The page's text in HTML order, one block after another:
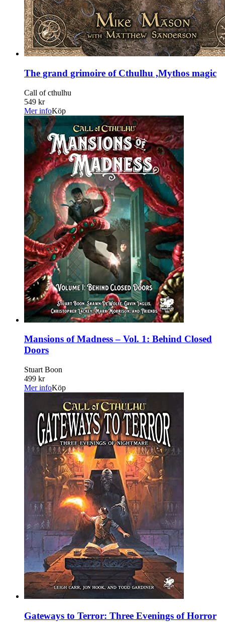
The grand grimoire of Cthulhu ,Mythos magic
Call of cthulhu
549 kr
Mer infoKöp
Mansions of Madness – Vol. 1: Behind Closed
Doors
Stuart Boon
499 kr
Mer infoKöp
Gateways to Terror: Three Evenings of Horror